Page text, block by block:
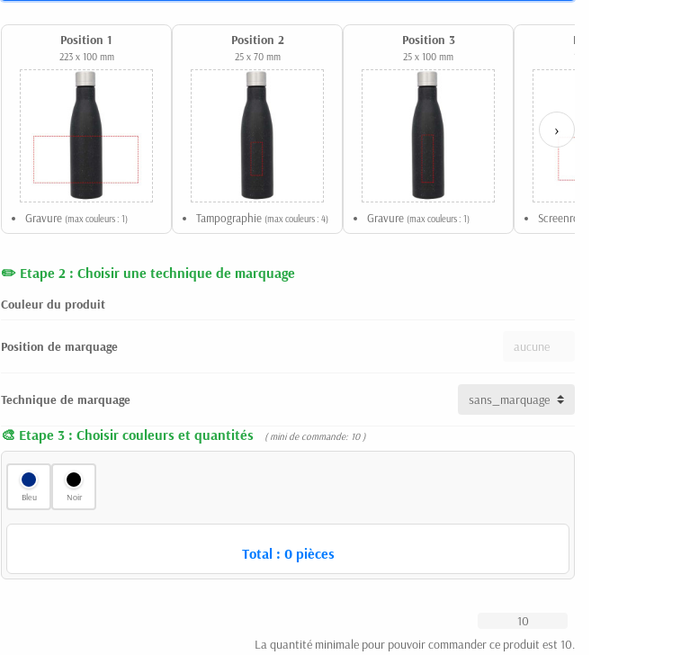
Position 1
223 x 100 mm
Gravure (max couleurs : 1)
Position 2
25 x 70 mm
Tampographie (max couleurs : 4)
Position 3
25 x 100 mm
Gravure (max couleurs : 1)
Position 4
170 x 90 mm
Screenround
›
Etape 2 : Choisir une technique de marquage
Couleur du produit
Position de marquage
Technique de marquage
Etape 3 : Choisir couleurs et quantités ( mini de commande: 10 )
Bleu Noir
Total : 0pièces
La quantité minimale pour pouvoir commander ce produit est 10.